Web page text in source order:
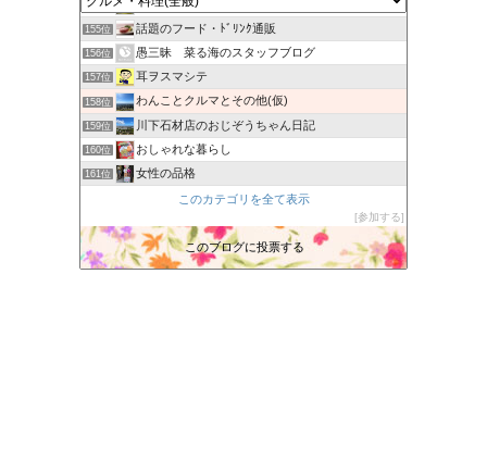
154位 吉野サクラの楽しくいこう！
155位 話題のフード・ﾄﾞﾘﾝｸ通販
156位 愚三昧 菜る海のスタッフブログ
157位 耳ヲスマシテ
158位 わんことクルマとその他(仮)
159位 川下石材店のおじぞうちゃん日記
160位 おしゃれな暮らし
161位 女性の品格
Martyslandの気まぐれ日記
164位 ｻﾃﾞｨｽﾄのﾋﾄﾞｲ唄
165位 農家ブログ
このカテゴリを全て表示
参加する
このブログに投票する